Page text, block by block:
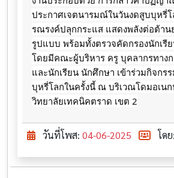
ประกาศเจตนารมณ์ในวันงดสูบบุหรี่โ
รณรงค์ปลุกกระแส แสดงพลังต่อต้าน
รูปแบบ พร้อมทั้งตรวจคัดกรองนักเรี
โดยมีคณะผู้บริหาร ครู บุคลากรทาง
และนักเรียน นักศึกษา เข้าร่วมกิจกร
บุหรี่โลกในครั้งนี้ ณ บริเวณโดมอเนก
วิทยาลัยเทคนิคตราด เขต 2
วันที่โพส: 04-06-2025 โด